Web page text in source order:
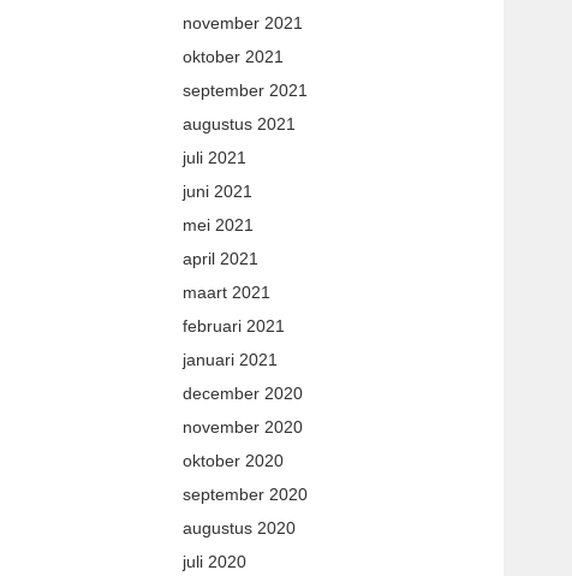
november 2021
oktober 2021
september 2021
augustus 2021
juli 2021
juni 2021
mei 2021
april 2021
maart 2021
februari 2021
januari 2021
december 2020
november 2020
oktober 2020
september 2020
augustus 2020
juli 2020